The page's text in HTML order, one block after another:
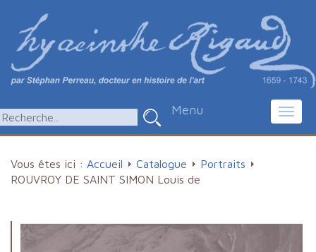
Menu
Vous êtes ici : Accueil Catalogue
Portraits
ROUVROY DE SAINT SIMON Louis de